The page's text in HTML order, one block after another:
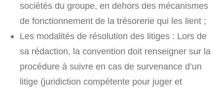
sociétés du groupe, en dehors des mécanismes
de fonctionnement de la trésorerie qui les lient ;
Les modalités de résolution des litiges : Lors de
sa rédaction, la convention doit renseigner sur la
procédure à suivre en cas de survenance d’un
litige (juridiction compétente pour juger et